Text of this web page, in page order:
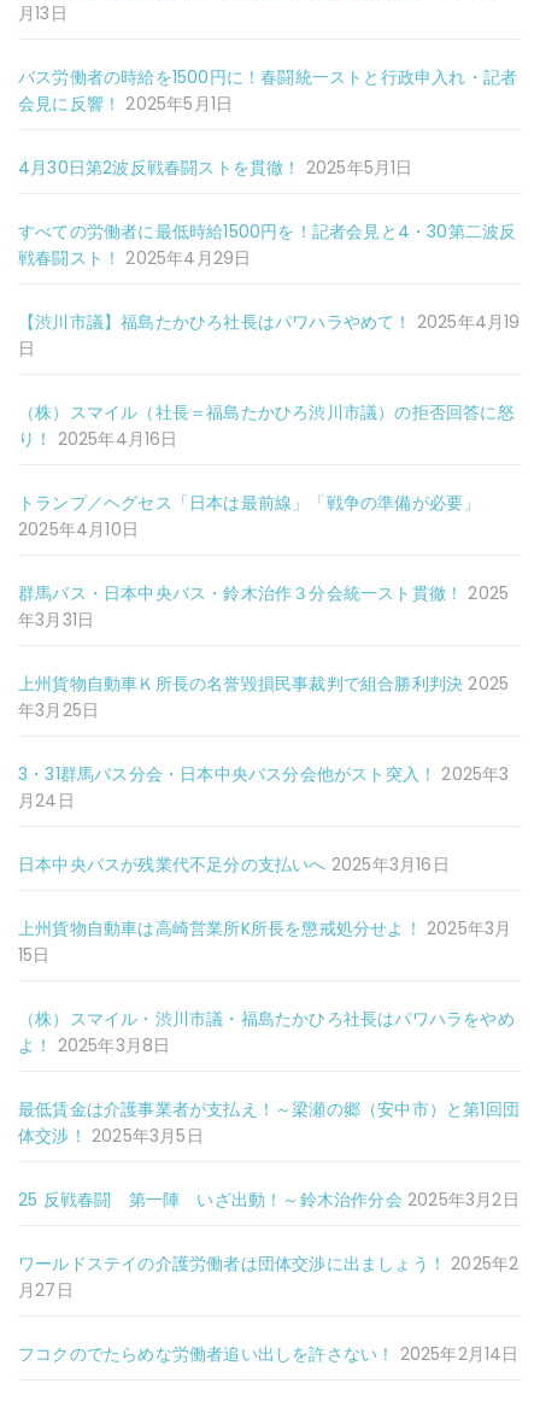
月13日
バス労働者の時給を1500円に！春闘統一ストと行政申入れ・記者
会見に反響！ 2025年5月1日
4月30日第2波反戦春闘ストを貫徹！ 2025年5月1日
すべての労働者に最低時給1500円を！記者会見と4・30第二波反
戦春闘スト！ 2025年4月29日
【渋川市議】福島たかひろ社長はパワハラやめて！ 2025年4月19
日
（株）スマイル（社長＝福島たかひろ渋川市議）の拒否回答に怒
り！ 2025年4月16日
トランプ／ヘグセス「日本は最前線」「戦争の準備が必要」
2025年4月10日
群馬バス・日本中央バス・鈴木治作３分会統一スト貫徹！ 2025
年3月31日
上州貨物自動車Ｋ所長の名誉毀損民事裁判で組合勝利判決 2025
年3月25日
3・31群馬バス分会・日本中央バス分会他がスト突入！ 2025年3
月24日
日本中央バスが残業代不足分の支払いへ 2025年3月16日
上州貨物自動車は高崎営業所K所長を懲戒処分せよ！ 2025年3月
15日
（株）スマイル・渋川市議・福島たかひろ社長はパワハラをやめ
よ！ 2025年3月8日
最低賃金は介護事業者が支払え！～梁瀬の郷（安中市）と第1回団
体交渉！ 2025年3月5日
25 反戦春闘 第一陣 いざ出動！～鈴木治作分会 2025年3月2日
ワールドステイの介護労働者は団体交渉に出ましょう！ 2025年2
月27日
フコクのでたらめな労働者追い出しを許さない！ 2025年2月14日